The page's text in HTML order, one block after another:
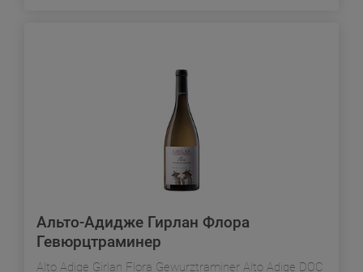
Альто-Адидже Гирлан Флора
Гевюрцтраминер
Alto Adige Girlan Flora Gewurztraminer Alto Adige DOC